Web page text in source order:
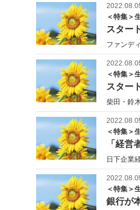
＜特集＞
スター
ファンデ
＜特集＞
スター
柴田・鈴
＜特集＞
「経
日下企業
＜特集＞
銀行が